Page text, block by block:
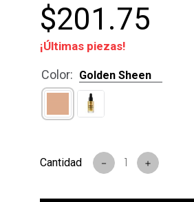
$201 .75
¡Últimas piezas!
Color: Golden Sheen
＋
－